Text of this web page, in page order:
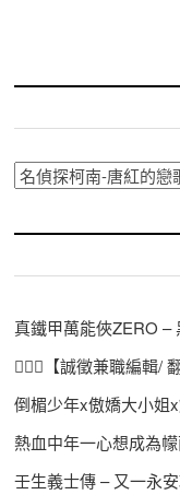
真鐵甲萬能俠ZERO –
🙋🏻‍♀️【誠徵兼職編輯/
倒楣少年x傲嬌大小姐
熱血中年一心想成為
壬生義士傳 – 又一永